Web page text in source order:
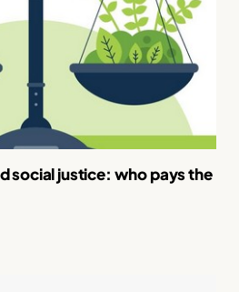
social justice: who pays the